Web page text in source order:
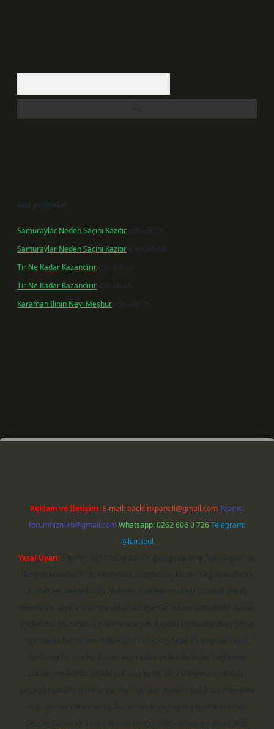
Son yorumlar
Samuraylar Neden Saçını Kazıtır için
admin
Samuraylar Neden Saçını Kazıtır için
Fadime
Tır Ne Kadar Kazandırır için
admin
Tır Ne Kadar Kazandırır için Sevim
Karaman Ilinin Neyi Meşhur için admin
Reklam ve İletişim: E-mail: backlinkpaneli@gmail.comTeams:
forumhizmeti@gmail.comWhatsapp: 0262 606 0 726Telegram:
@karabul
Yasal Uyarı: